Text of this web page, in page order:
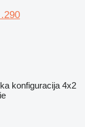
konfiguracija 4x2